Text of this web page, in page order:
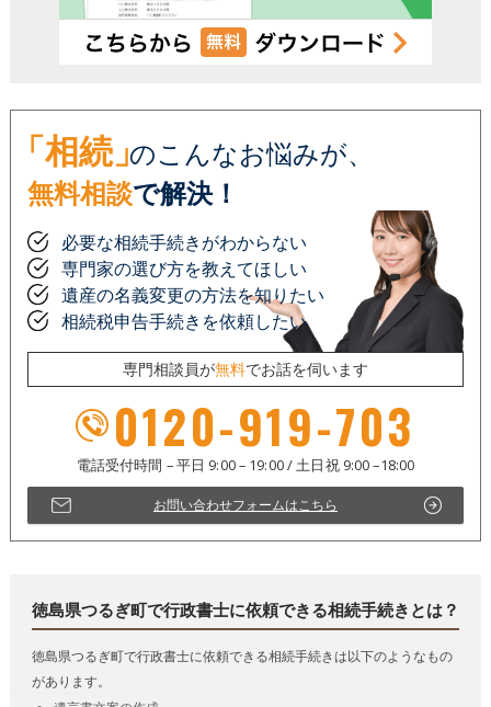
「相続」のこんなお悩みが、
無料相談で解決！
必要な相続手続きがわからない
専門家の選び方を教えてほしい
遺産の名義変更の方法を知りたい
相続税申告手続きを依頼したい
専門相談員が無料でお話を伺います
0120-919-703
お問い合わせフォームはこちら
徳島県つるぎ町で行政書士に依頼できる相続手続きとは？
徳島県つるぎ町で行政書士に依頼できる相続手続きは以下のようなもの
があります。